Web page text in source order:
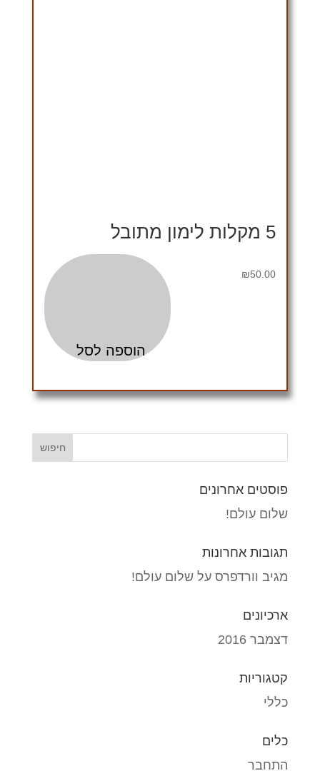
5 מקלות לימון מתובל
₪50.00
הוספה לסל
פוסטים אחרונים
שלום עולם!
תגובות אחרונות
מגיב וורדפרסעל שלום עולם!
ארכיונים
דצמבר 2016
קטגוריות
כללי
כלים
התחבר